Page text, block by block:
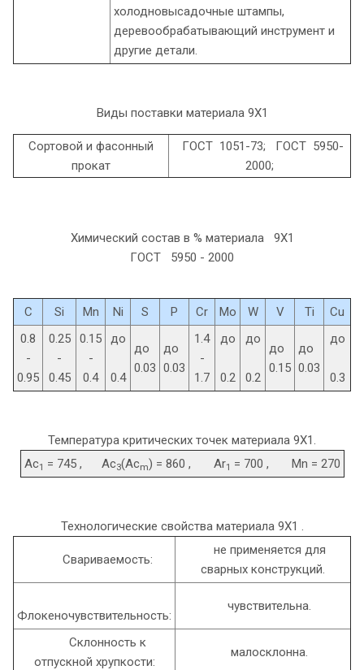
холодновысадочные штампы,
деревообрабатывающий инструмент и
другие детали.
Виды поставки материала 9Х1
Сортовой и фасонный
прокат
ГОСТ 1051-73; ГОСТ 5950-
2000;
Химический состав в % материала 9Х1
ГОСТ 5950 - 2000
C Si Mn Ni S P Cr Mo W V Ti
Cu
0.8
-
0.95
0.25
-
0.45
0.15
-
0.4
до
0.4
до
0.03
до
0.03
1.4
-
1.7
до
0.2
до
0.2
до
0.15
до
0.03
до
0.3
Температура критических точек материала 9Х1.
Ac1 = 745 , Ac3(Acm) = 860 , Ar1 = 700 , Mn = 270
Технологические свойства материала 9Х1 .
Свариваемость:
не применяется для
сварных конструкций.
Флокеночувствительность:
чувствительна.
Склонность к
отпускной хрупкости:
малосклонна.